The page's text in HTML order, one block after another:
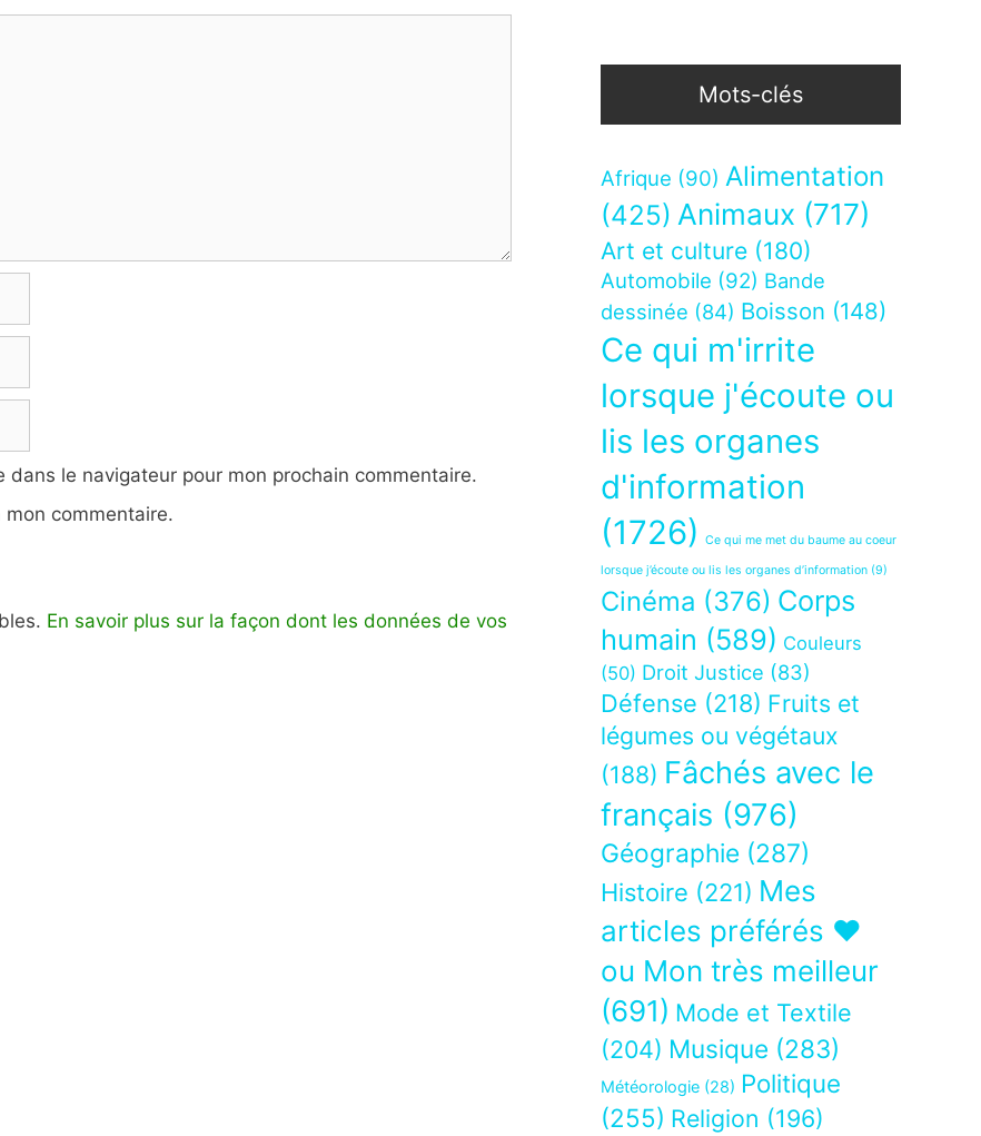
le navigateur pour mon prochain commentaire.
commentaire.
En savoir plus sur la façon dont les données de vos
Mots-clés
Afrique (90) Alimentation
(425) Animaux (717)
Art et culture (180)
Automobile (92) Bande
dessinée (84) Boisson (148)
Ce qui m'irrite
lorsque j'écoute ou
lis les organes
d'information
(1726)
Ce qui me met du baume au coeur
lorsque j’écoute ou lis les organes d’information (9)
Cinéma (376) Corps
humain (589) Couleurs
(50) Droit Justice (83)
Défense (218) Fruits et
légumes ou végétaux
(188) Fâchés avec le
français (976)
Géographie (287)
Histoire (221) Mes
articles préférés ❤
ou Mon très meilleur
(691) Mode et Textile
(204) Musique (283)
Météorologie (28) Politique
(255) Religion (196)